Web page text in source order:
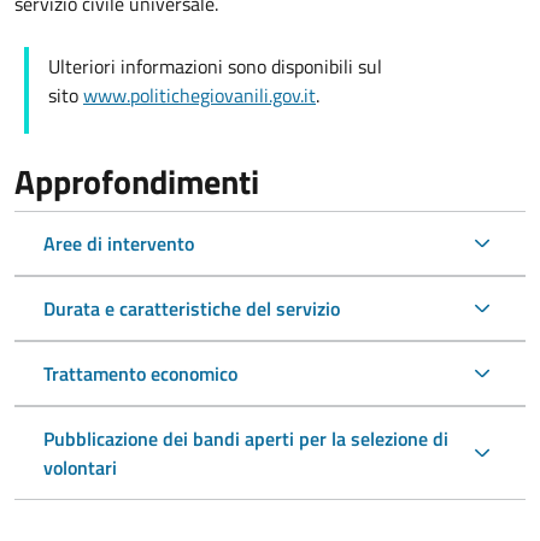
Ulteriori informazioni sono disponibili sul
sitowww.politichegiovanili.gov.it.
Approfondimenti
Aree di intervento
Durata e caratteristiche del servizio
Trattamento economico
Pubblicazione dei bandi aperti per la selezione di
volontari